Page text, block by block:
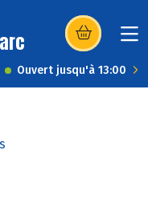
(s’ouvre dans
Ouvert jusqu'à 13:00